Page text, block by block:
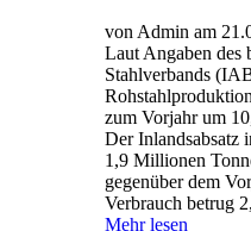
von Admin am
Laut Angaben des
Stahlverbands
zum Vorjahr um
Der Inlandsabsatz
1,9 Millionen
gegenüber dem
Verbrauch betrug
Mehr lesen